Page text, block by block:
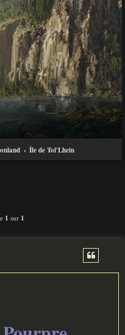
Île de Tol'Lhein
1 sur 1